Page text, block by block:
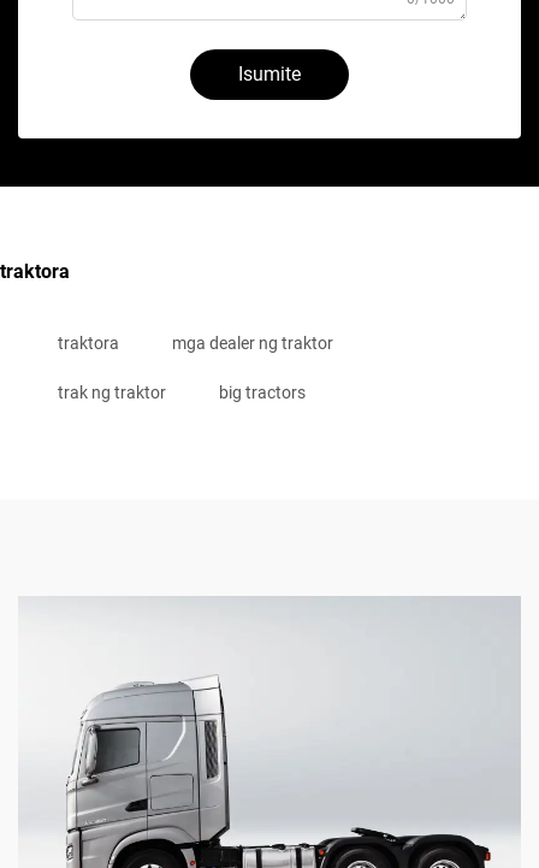
Isumite
traktora
traktora mga dealer ng traktor
trak ng traktor big tractors